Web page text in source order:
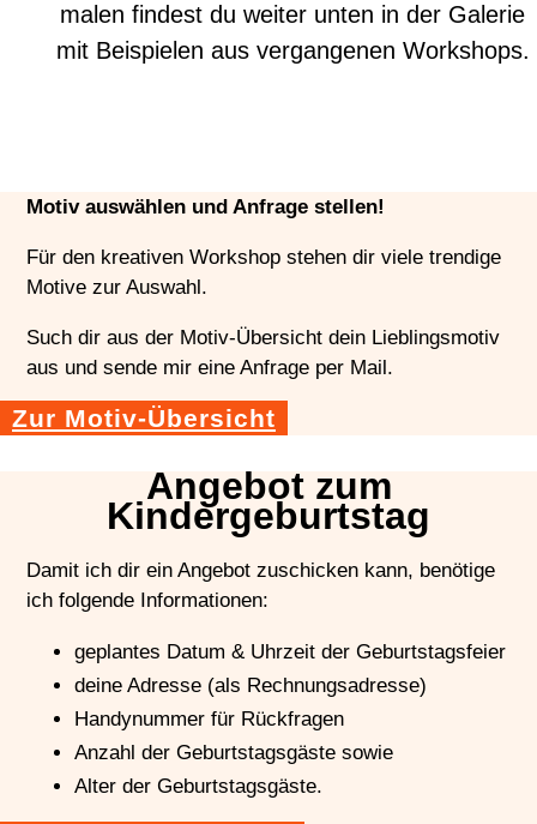
malen findest du weiter unten in der Galerie
mit Beispielen aus vergangenen Workshops.
Motiv auswählen und Anfrage stellen!
Für den kreativen Workshop stehen dir viele trendige
Motive zur Auswahl.
Such dir aus der Motiv-Übersicht dein Lieblingsmotiv
aus und sende mir eine Anfrage per Mail.
Zur Motiv-Übersicht
Angebot zum
Kindergeburtstag
Damit ich dir ein Angebot zuschicken kann, benötige
ich folgende Informationen:
geplantes Datum & Uhrzeit der Geburtstagsfeier
deine Adresse (als Rechnungsadresse)
Handynummer für Rückfragen
Anzahl der Geburtstagsgäste sowie
Alter der Geburtstagsgäste.